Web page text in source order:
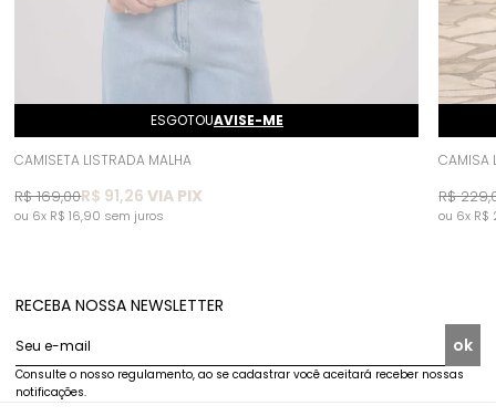
ESGOTOUAVISE-ME
CAMISETA LISTRADA MALHA
R$ 91,26 VIA PIX
R$ 169,00
6x R$ 16,90 sem juros
CAMISA
R$
6x R$
RECEBA NOSSA NEWSLETTER
Seu e-mail ok
Consulte o nosso regulamento, ao se cadastrar você aceitará receber nossas
notificações.